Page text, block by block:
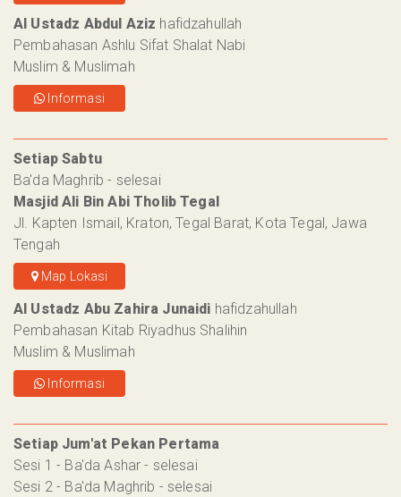
Al Ustadz Abdul Aziz hafidzahullah
Pembahasan Ashlu Sifat Shalat Nabi
Muslim & Muslimah
Informasi
Setiap Sabtu
Ba'da Maghrib - selesai
Masjid Ali Bin Abi Tholib Tegal
Jl. Kapten Ismail, Kraton, Tegal Barat, Kota Tegal, Jawa
Tengah
Map Lokasi
Al Ustadz Abu Zahira Junaidi hafidzahullah
Pembahasan Kitab Riyadhus Shalihin
Muslim & Muslimah
Informasi
Setiap Jum'at Pekan Pertama
Sesi 1 - Ba'da Ashar - selesai
Sesi 2 - Ba'da Maghrib - selesai